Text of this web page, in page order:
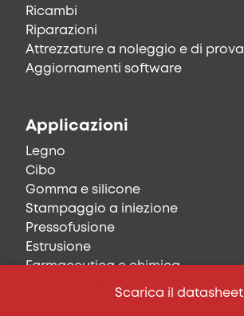
Scarica il datasheet
Contattare ora
Ricambi
Riparazioni
Attrezzature a noleggio e di prova
Aggiornamenti software
Applicazioni
Legno
Cibo
Gomma e silicone
Stampaggio a iniezione
Pressofusione
Estrusione
Farmaceutica e chimica
Laminazione, stampa e tessile